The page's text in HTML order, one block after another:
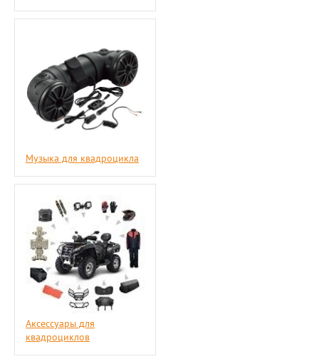
Музыка для квадроцикла
Аксессуары для
квадроциклов